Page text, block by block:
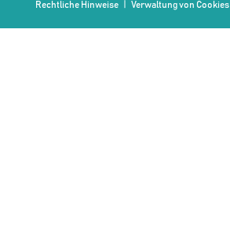
Rechtliche Hinweise Verwaltung von Cookies